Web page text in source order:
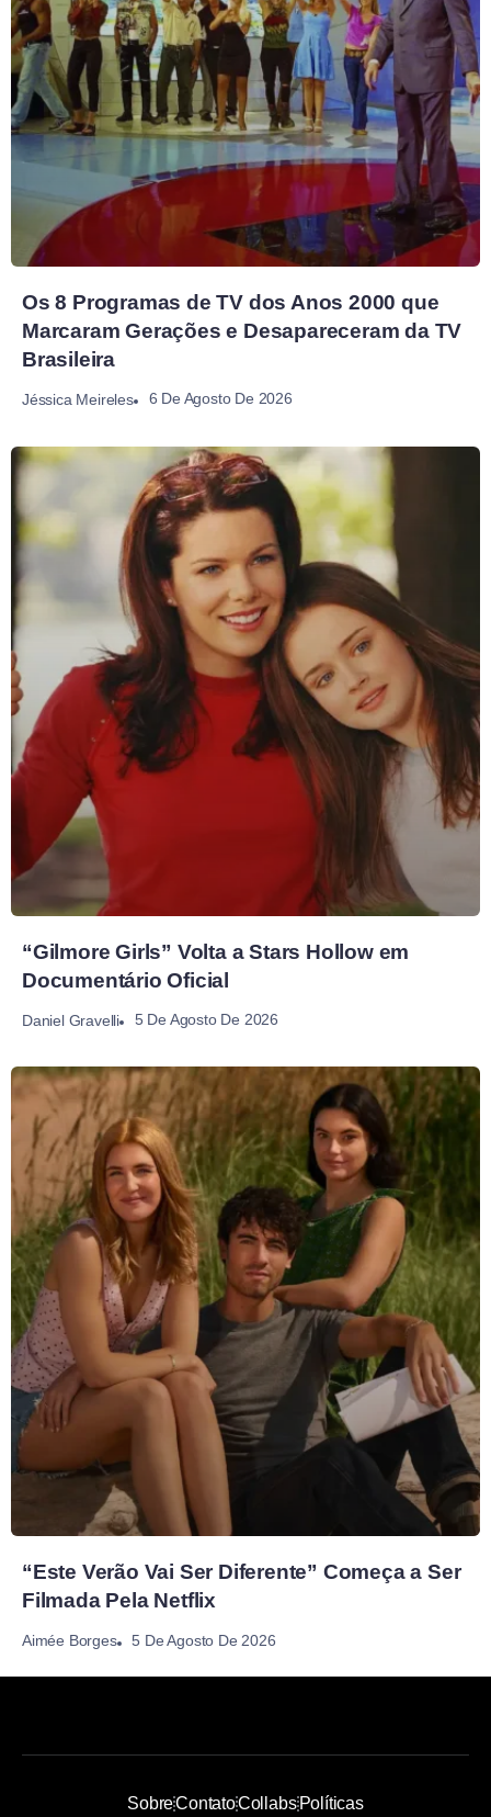
Os 8 Programas de TV dos Anos 2000 que
Marcaram Gerações e Desapareceram da TV
Brasileira
Jéssica Meireles 6 De Agosto De 2026
“Gilmore Girls” Volta a Stars Hollow em
Documentário Oficial
Daniel Gravelli 5 De Agosto De 2026
“Este Verão Vai Ser Diferente” Começa a Ser
Filmada Pela Netflix
Aimée Borges 5 De Agosto De 2026
SobreContatoCollabsPolíticas